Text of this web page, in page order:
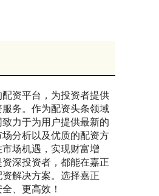
资平台，为投资者提供
务。作为配资头条领域
力于为用户提供最新的
分析以及优质的配资方
场机遇，实现财富增
深投资者，都能在嘉正
解决方案。选择嘉正
、更高效！